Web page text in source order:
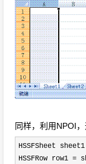
同样，利用NPOI
HSSFSheet sheet1
HSSFRow row1 =